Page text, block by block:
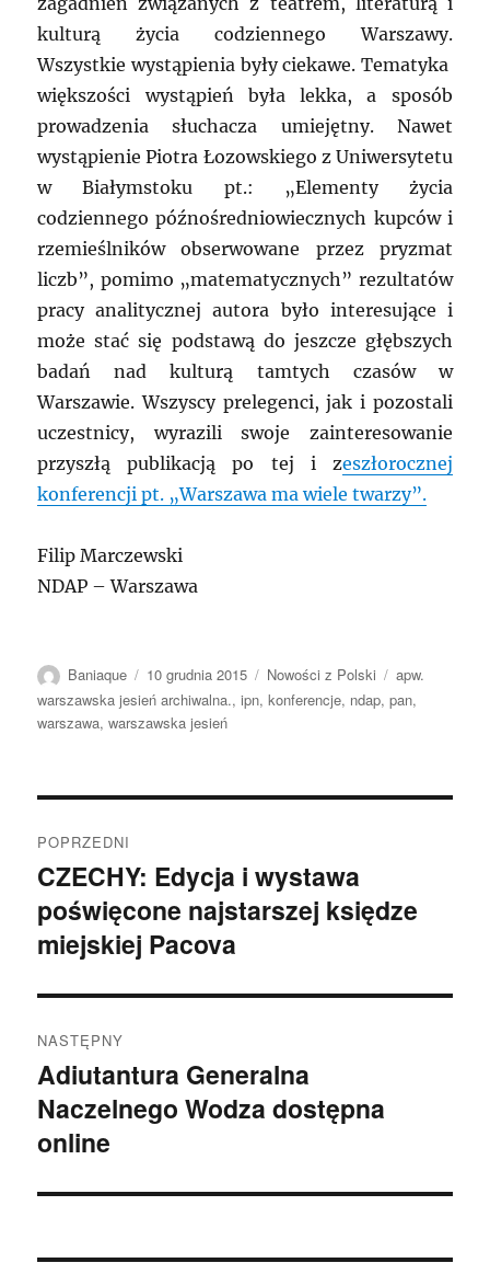
kulturą życia codziennego Warszawy.
Wszystkie wystąpienia były ciekawe. Tematyka
większości wystąpień była lekka, a sposób
prowadzenia słuchacza umiejętny. Nawet
wystąpienie Piotra Łozowskiego z Uniwersytetu
w Białymstoku pt.: „Elementy życia
codziennego późnośredniowiecznych kupców i
rzemieślników obserwowane przez pryzmat
liczb”, pomimo „matematycznych” rezultatów
pracy analitycznej autora było interesujące i
może stać się podstawą do jeszcze głębszych
badań nad kulturą tamtych czasów w
Warszawie. Wszyscy prelegenci, jak i pozostali
uczestnicy, wyrazili swoje zainteresowanie
przyszłą publikacją po tej i zeszłorocznej
konferencji pt. „Warszawa ma wiele twarzy”.
Filip Marczewski
NDAP – Warszawa
Autor
Baniaque
Data
publikacji
10 grudnia 2015 Kategorie
Nowości z Polski Tagi
apw.
warszawska jesień archiwalna.,ipn,konferencje, ndap,pan,
warszawa,warszawska jesień
wpisu
POPRZEDNI
Poprzedni
wpis:
CZECHY: Edycja i wystawa
poświęcone najstarszej księdze
miejskiej Pacova
NASTĘPNY
Następny
wpis:
Adiutantura Generalna
Naczelnego Wodza dostępna
online